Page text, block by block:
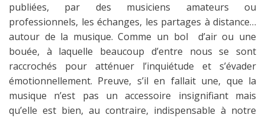
publiées, par des musiciens amateurs ou
professionnels, les échanges, les partages à distance…
autour de la musique. Comme un bol d’air ou une
bouée, à laquelle beaucoup d’entre nous se sont
raccrochés pour atténuer l’inquiétude et s’évader
émotionnellement. Preuve, s’il en fallait une, que la
musique n’est pas un accessoire insignifiant mais
qu’elle est bien, au contraire, indispensable à notre